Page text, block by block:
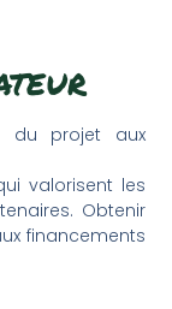
du projet aux
valorisent les
Obtenir
financements